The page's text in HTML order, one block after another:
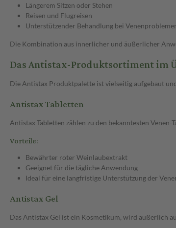
Längerem Sitzen oder Stehen
Reisen und Flugreisen
Unterstützender Behandlung bei
Die Kombination aus innerlicher und äußerlicher
Das Antistax-Produktsortiment im
Die Antistax Produktpalette ist vielseitig aufgebaut
Antistax Tabletten
Antistax Tabletten zählen zu den bekanntesten
Vorteile:
Bewährter roter Weinlaubextrakt
Geeignet für die tägliche Anwendung
Ideal für eine langfristige Unterstützung der
Antistax Gel
Das Antistax Gel ist ein Kosmetikum, wird äußerlich